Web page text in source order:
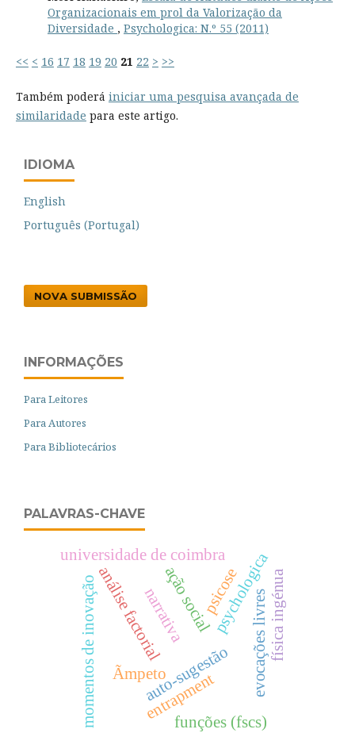
Organizacionais em prol da Valorização da
Diversidade , Psychologica: N.º 55 (2011)
<< < 16 17 18 19 20 21 22 > >>
Também poderá iniciar uma pesquisa avançada de
similaridade para este artigo.
IDIOMA
English
Português (Portugal)
NOVA SUBMISSÃO
INFORMAÇÕES
Para Leitores
Para Autores
Para Bibliotecários
PALAVRAS-CHAVE
auto-sugestão
ação social
universidade de coimbrapsychologica
análise factorialnarrativa
momentos de inovação entrapment evocações livres
funções (fscs)
psicose física ingénua
Ãmpeto